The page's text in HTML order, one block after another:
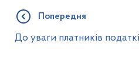
Попередня
До уваги платників